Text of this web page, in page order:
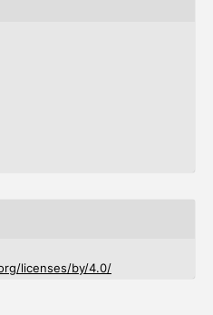
licenses/by/4.0/